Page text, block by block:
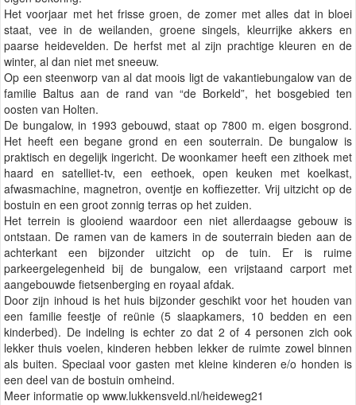
Het voorjaar met het frisse groen, de zomer met alles dat in bloei
staat, vee in de weilanden, groene singels, kleurrijke akkers en
paarse heidevelden. De herfst met al zijn prachtige kleuren en de
winter, al dan niet met sneeuw.
Op een steenworp van al dat moois ligt de vakantiebungalow van de
familie Baltus aan de rand van “de Borkeld”, het bosgebied ten
oosten van Holten.
De bungalow, in 1993 gebouwd, staat op 7800 m. eigen bosgrond.
Het heeft een begane grond en een souterrain. De bungalow is
praktisch en degelijk ingericht. De woonkamer heeft een zithoek met
haard en satelliet-tv, een eethoek, open keuken met koelkast,
afwasmachine, magnetron, oventje en koffiezetter. Vrij uitzicht op de
bostuin en een groot zonnig terras op het zuiden.
Het terrein is glooiend waardoor een niet allerdaagse gebouw is
ontstaan. De ramen van de kamers in de souterrain bieden aan de
achterkant een bijzonder uitzicht op de tuin. Er is ruime
parkeergelegenheid bij de bungalow, een vrijstaand carport met
aangebouwde fietsenberging en royaal afdak.
Door zijn inhoud is het huis bijzonder geschikt voor het houden van
een familie feestje of reünie (5 slaapkamers, 10 bedden en een
kinderbed). De indeling is echter zo dat 2 of 4 personen zich ook
lekker thuis voelen, kinderen hebben lekker de ruimte zowel binnen
als buiten. Speciaal voor gasten met kleine kinderen e/o honden is
een deel van de bostuin omheind.
Meer informatie op www.lukkensveld.nl/heideweg21